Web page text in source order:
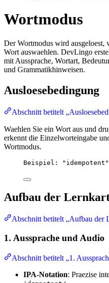
Wortmodus
Der Wortmodus wird ausgeloest,
Wort auswaehlen. DevLingo
mit Aussprache, Wortart,
und Grammatikhinweisen.
Ausloesebedingung
Abschnitt betitelt
Waehlen Sie ein Wort aus und
erkennt die Einzelworteingabe
Wortmodus.
Beispiel:
Aufbau der
Abschnitt betitelt „Aufbau der
1. Aussprache und Audio
Abschnitt betitelt „1.
IPA-Notation: Praezise